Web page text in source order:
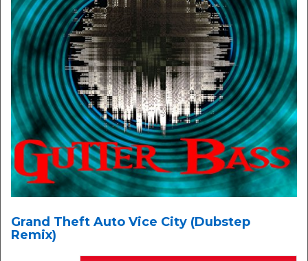
Grand Theft Auto Vice City (Dubstep
Remix)